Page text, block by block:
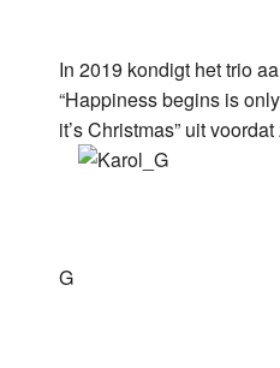
In 2019 kondigt het trio
“Happiness begins is
it’s Christmas” uit
G